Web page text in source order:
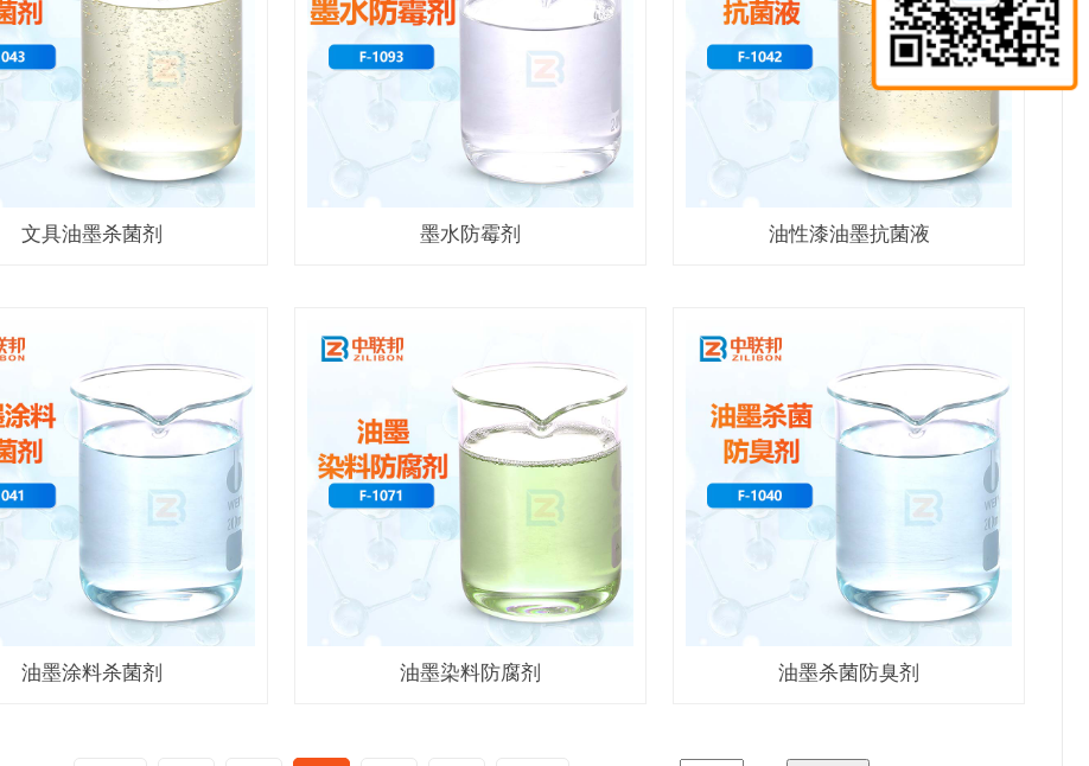
文具油墨杀菌剂 墨水防霉剂 油性漆油墨抗菌液
油墨涂料杀菌剂 油墨染料防腐剂 油墨杀菌防臭剂